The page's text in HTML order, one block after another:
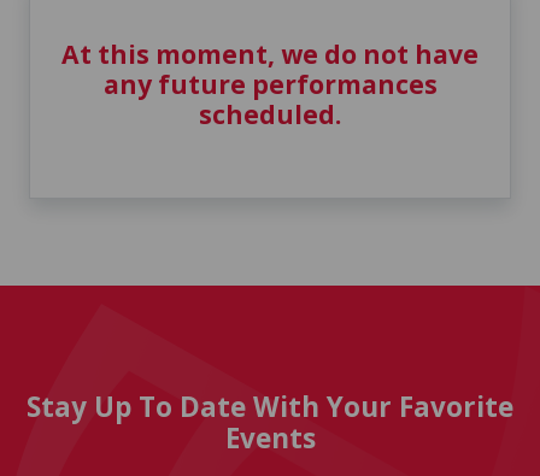
At this moment, we do not have
any future performances
scheduled.
Stay Up To Date With Your Favorite
Events